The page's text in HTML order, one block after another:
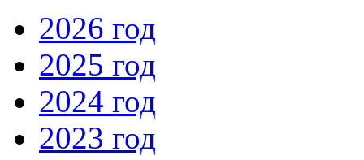
2026 год
2025 год
2024 год
2023 год